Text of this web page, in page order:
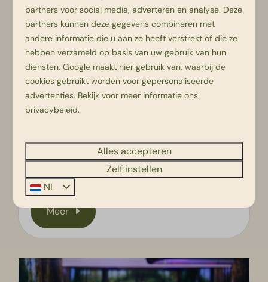
Animatie & Theater
superleuke activiteiten. Theatershows,
musicals en meer!
Meer
partners voor social media, adverteren en analyse. Deze
partners kunnen deze gegevens combineren met
andere informatie die u aan ze heeft verstrekt of die ze
hebben verzameld op basis van uw gebruik van hun
diensten.Google maakt hier gebruik van, waarbij de
cookies gebruikt worden voor gepersonaliseerde
advertenties. Bekijk voor meer informatie ons
privacybeleid.
Alles accepteren
Zelf instellen
NL